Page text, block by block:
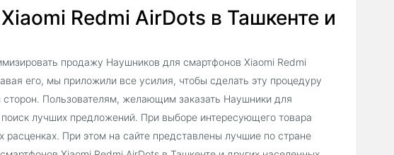
Redmi AirDots в Ташкенте и
продажу Наушников для смартфонов Xiaomi Redmi
его, мы приложили все усилия, чтобы сделать эту процедуру
Пользователям, желающим заказать Наушники для
лучших предложений. При выборе интересующего товара
При этом на сайте представлены лучшие по стране